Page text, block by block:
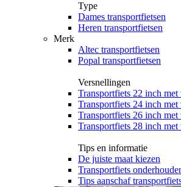
Type
Dames transportfietsen
Heren transportfietsen
Merk
Altec transportfietsen
Popal transportfietsen
Versnellingen
Transportfiets 22 inch met
Transportfiets 24 inch met
Transportfiets 26 inch met
Transportfiets 28 inch met
Tips en informatie
De juiste maat kiezen
Transportfiets
Tips aanschaf